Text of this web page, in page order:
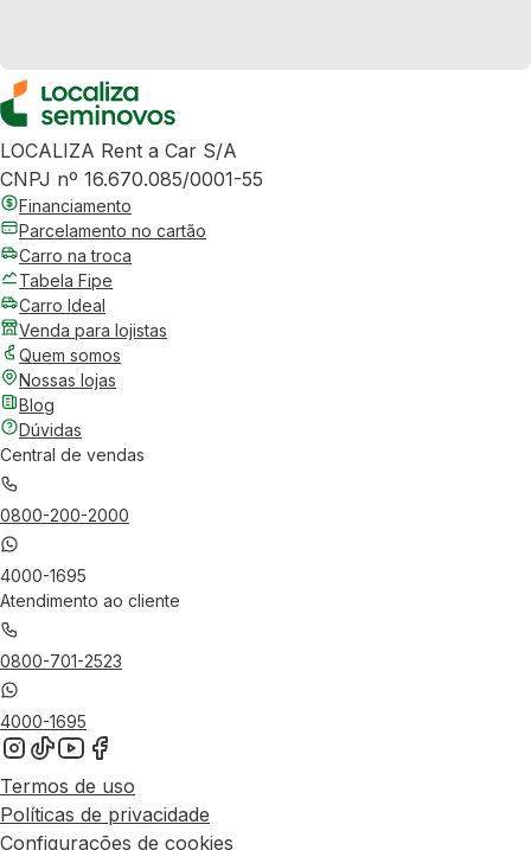
LOCALIZA Rent a Car S/A
CNPJ nº 16.670.085/0001-55
Financiamento
Parcelamento no cartão
Carro na troca
Tabela Fipe
Carro Ideal
Venda para lojistas
Quem somos
Nossas lojas
Blog
Dúvidas
Central de vendas
0800-200-2000
4000-1695
Atendimento ao cliente
0800-701-2523
4000-1695
Termos de uso
Políticas de privacidade
Configurações de cookies